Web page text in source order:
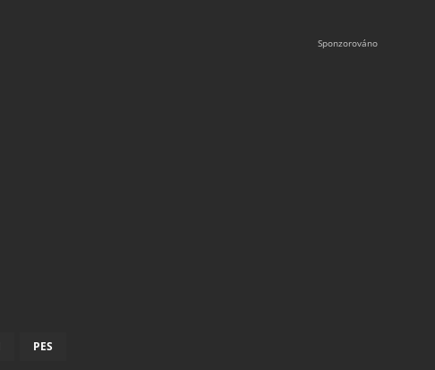
PES